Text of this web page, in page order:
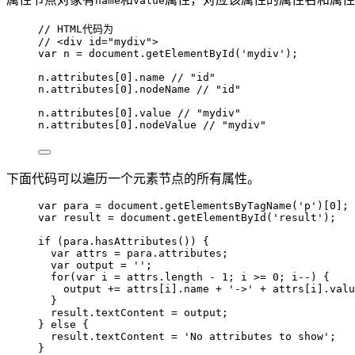
// HTML代码为
// <div id="mydiv">
var n = document . getElementById ( ' mydiv ' );
n . attributes [0 ] . name
// "id"
n . attributes [0 ] . nodeName
// "id"
n . attributes [0 ] . value
// "mydiv"
n . attributes [0 ] . nodeValue // "mydiv"
下面代码可以遍历一个元素节点的所有属性。
var para = document . getElementsByTagName ( ' p ' )[0 ];
var
result = document . getElementById ( ' result ' );
if ( para . hasAttributes ()) {
var attrs = para . attributes ;
var output = '' ;
for(var i = attrs . length - 1 ; i >= 0 ; i -- ) {
output += attrs [ i ] . name + ' -> ' + attrs [ i ] .
}
result . textContent = output ;
} else {
result . textContent = ' No attributes to show ' ;
}